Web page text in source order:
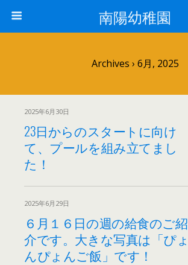
南陽幼稚園
Archives › 6月, 2025
2025年6月30日
23日からのスタートに向け
て、プールを組み立てまし
た！
2025年6月29日
６月１６日の週の給食のご紹
介です。大きな写真は「ぴょ
んぴょんご飯」です！